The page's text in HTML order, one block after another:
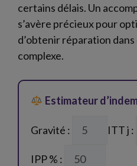
certains délais. Un
s’avère précieux pour
d’obtenir réparation
complexe.
Estimateur
Gravité : ITT j :
IPP % :